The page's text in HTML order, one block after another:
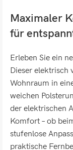
Maximaler
für
Erleben Sie ein
Dieser elektrisch
Wohnraum in
weichen
der elektrischen
Komfort – ob
stufenlose
praktische